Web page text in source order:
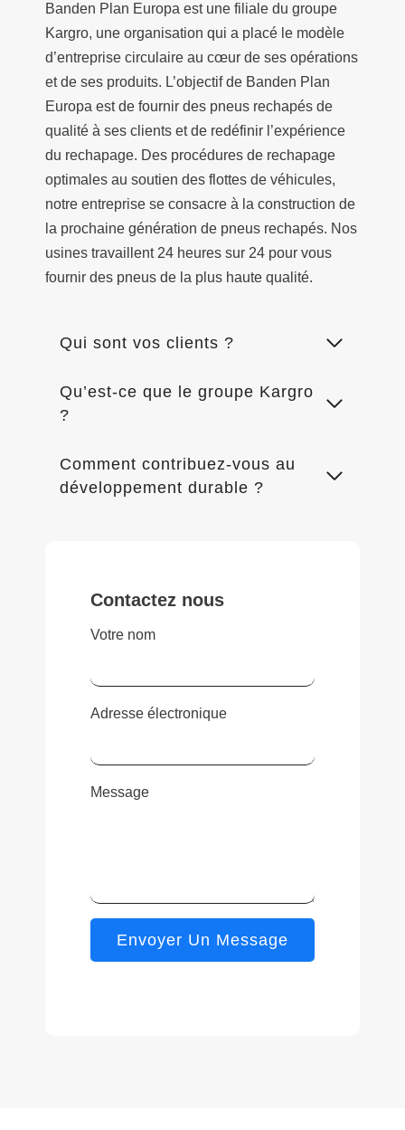
Banden Plan Europa est une filiale du groupe
Kargro, une organisation qui a placé le modèle
d’entreprise circulaire au cœur de ses opérations
et de ses produits. L’objectif de Banden Plan
Europa est de fournir des pneus rechapés de
qualité à ses clients et de redéfinir l’expérience
du rechapage. Des procédures de rechapage
optimales au soutien des flottes de véhicules,
notre entreprise se consacre à la construction de
la prochaine génération de pneus rechapés. Nos
usines travaillent 24 heures sur 24 pour vous
fournir des pneus de la plus haute qualité.
Qui sont vos clients ?
Qu’est-ce que le groupe Kargro
?
Comment contribuez-vous au
développement durable ?
Contactez nous
Votre nom
Adresse électronique
Message
Envoyer Un Message